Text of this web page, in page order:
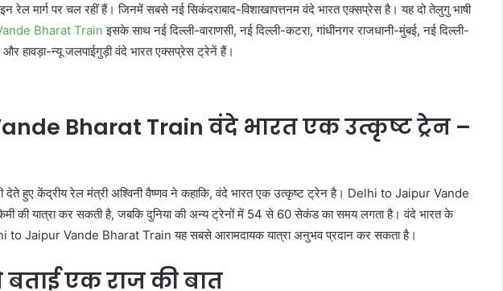
मार्ग पर चल रहीं हैं। जिनमें सबसे नई सिकंदराबाद-विशाखापत्तनम वंदे भारत एक्सप्रेस है। यह दो तेलुगु भाषी
Bharat Train इसके साथ नई दिल्ली-वाराणसी, नई दिल्ली-कटरा, गांधीनगर राजधानी-मुंबई, नई दिल्ली-
हावड़ा-न्यू जलपाईगुड़ी वंदे भारत एक्सप्रेस ट्रेनें हैं।
Bharat Train वंदे भारत एक उत्कृष्ट ट्रेन –
देते हुए केंद्रीय रेल मंत्री अश्विनी वैष्णव ने कहाकि, वंदे भारत एक उत्कृष्ट ट्रेन है। Delhi to Jaipur Vande
की यात्रा कर सकती है, जबकि दुनिया की अन्य ट्रेनों में 54 से 60 सेकंड का समय लगता है। वंदे भारत के
to Jaipur Vande Bharat Train यह सबसे आरामदायक यात्रा अनुभव प्रदान कर सकता है।
बताई एक राज की बात